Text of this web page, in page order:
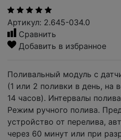
Артикул: 2.645-034.0
Сравнить
Добавить в избранное
Поливальный модуль с
(1 или 2 поливки в день, на
14 часов). Интервалы
Режим ручного полива.
устройство от перелива,
через 60 минут или при